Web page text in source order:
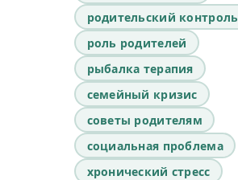
родительский контроль
роль родителей
рыбалка терапия
семейный кризис
советы родителям
социальная проблема
хронический стресс